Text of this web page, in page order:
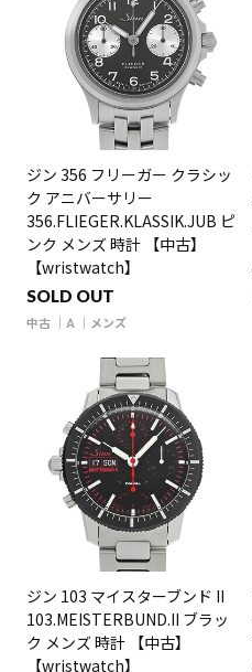
ジン 356 フリーガー クラシッ
ク アニバーサリー
356.FLIEGER.KLASSIK.JUB ピ
ンク メンズ 時計 【中古】
【wristwatch】
SOLD OUT
中古 A メンズ
ジン 103 マイスターブンド II
103.MEISTERBUND.II ブラッ
ク メンズ 時計 【中古】
【wristwatch】